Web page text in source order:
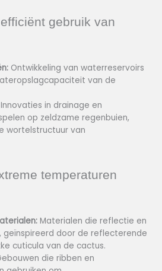
gebruik van
Ontwikkeling van waterreservoirs
van de
Innovaties in drainage en
op zeldzame regenbuien,
wortelstructuur van
temperaturen
Materialen die reflectie en
geïnspireerd door de reflecterende
cuticula van de cactus.
die ribben en